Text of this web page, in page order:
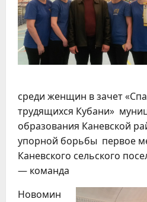
среди женщин в зачет
трудящихся Кубани»
образования Каневской
упорной борьбы первое
Каневского сельского
— команда
Новомин